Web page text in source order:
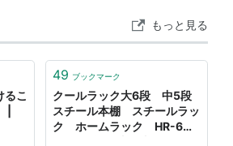
もっと見る
るこ
49 ブックマーク
クールラック大6段 中5段
スチール本棚 スチールラッ
ク ホームラック HR-6、